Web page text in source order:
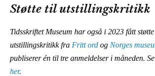
Støtte til utstillingskritikk
Tidsskriftet Museum har også i 2023 fått
utstillingskritikk fra Fritt ord og Norges
publiserer én til tre anmeldelser i måneden.
her.